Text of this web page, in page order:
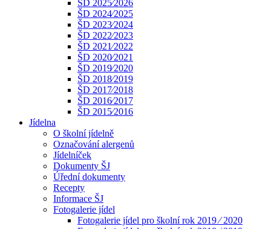
ŠD 2025⁄2026
ŠD 2024⁄2025
ŠD 2023⁄2024
ŠD 2022⁄2023
ŠD 2021⁄2022
ŠD 2020⁄2021
ŠD 2019⁄2020
ŠD 2018⁄2019
ŠD 2017⁄2018
ŠD 2016⁄2017
ŠD 2015⁄2016
Jídelna
O školní jídelně
Označování alergenů
Jídelníček
Dokumenty ŠJ
Úřední dokumenty
Recepty
Informace ŠJ
Fotogalerie jídel
Fotogalerie jídel pro školní rok 2019 ⁄ 2020